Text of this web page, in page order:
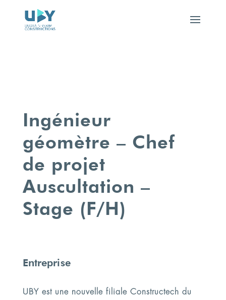
Ingénieur
géomètre – Chef
de projet
Auscultation –
Stage (F/H)
Entreprise
UBY est une nouvelle filiale Constructech du